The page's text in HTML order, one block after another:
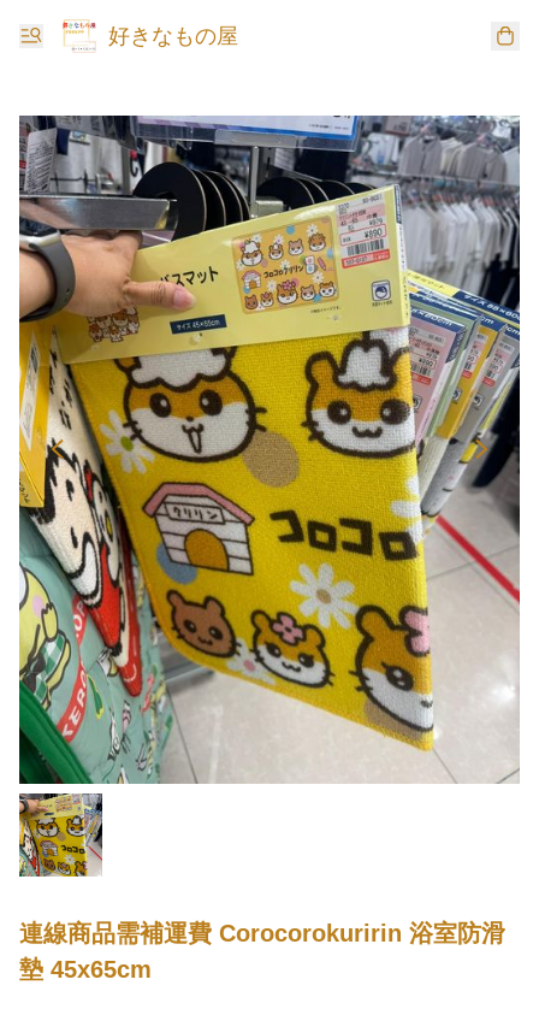
好きなもの屋
連線商品需補運費 Corocorokuririn 浴室防滑
墊 45x65cm